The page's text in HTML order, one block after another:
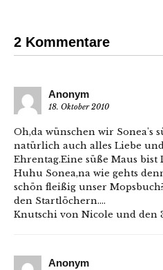
2 Kommentare
Anonym
18. Oktober 2010
Oh,da wünschen wir Sonea's
natürlich auch alles Liebe
Ehrentag.Eine süße Maus bist
Huhu Sonea,na wie gehts
schön fleißig unser
den Startlöchern….
Knutschi von Nicole und den
Anonym